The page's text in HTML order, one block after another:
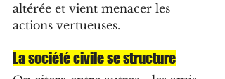
altérée et vient menacer les
actions vertueuses.
La société civile se structure